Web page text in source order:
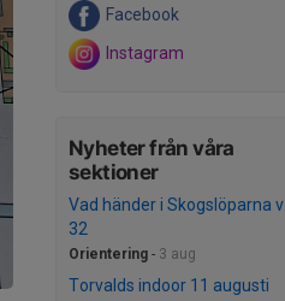
Facebook
Instagram
Nyheter från våra
sektioner
Vad händer i Skogslöparna v.
32
Orientering - 3 aug
Torvalds indoor 11 augusti